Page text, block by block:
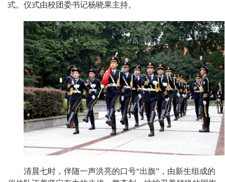
式。仪式由校团委书记杨晓果主持。
清晨七时，伴随一声洪亮的口号“出旗”，由新生组成的